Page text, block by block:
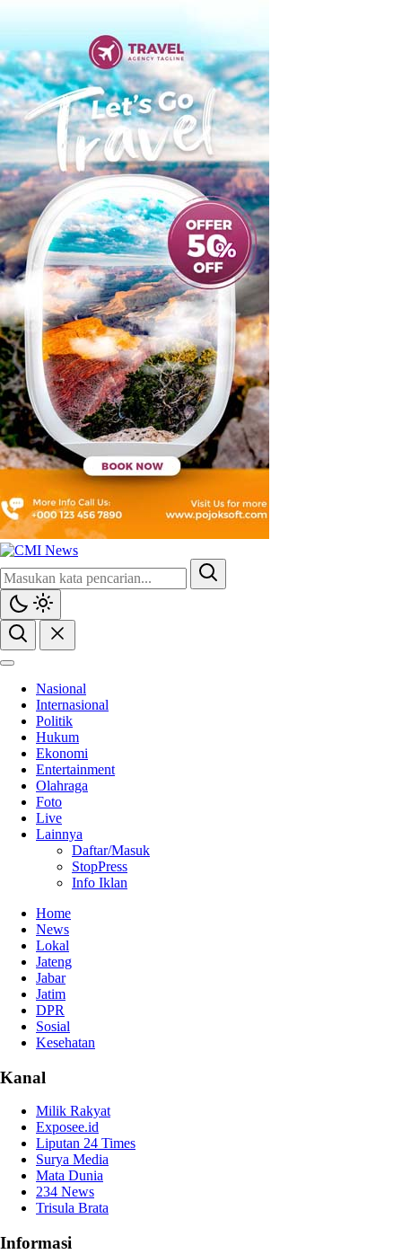
Nasional
Internasional
Politik
Hukum
Ekonomi
Entertainment
Olahraga
Foto
Live
Lainnya
Daftar/Masuk
StopPress
Info Iklan
Home
News
Lokal
Jateng
Jabar
Jatim
DPR
Sosial
Kesehatan
Kanal
Milik Rakyat
Exposee.id
Liputan 24 Times
Surya Media
Mata Dunia
234 News
Trisula Brata
Informasi